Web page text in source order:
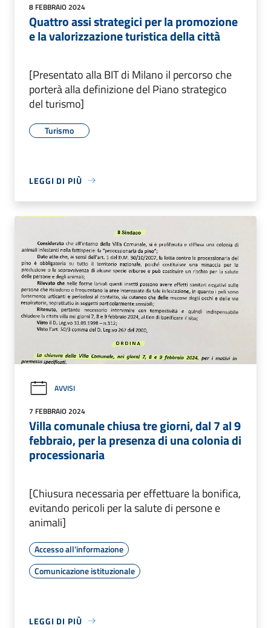
8 FEBBRAIO 2024
Quattro assi strategici per la promozione
e la valorizzazione turistica della città
[Presentato alla BIT di Milano il percorso che
porterà alla definizione del Piano strategico
del turismo]
Turismo
LEGGI DI PIÙ
AVVISI
7 FEBBRAIO 2024
Villa comunale chiusa tre giorni, dal 7 al 9
febbraio, per la presenza di una colonia di
processionaria
[Chiusura necessaria per effettuare la bonifica,
evitando pericoli per la salute di persone e
animali]
Accesso all'informazione
Comunicazione istituzionale
LEGGI DI PIÙ